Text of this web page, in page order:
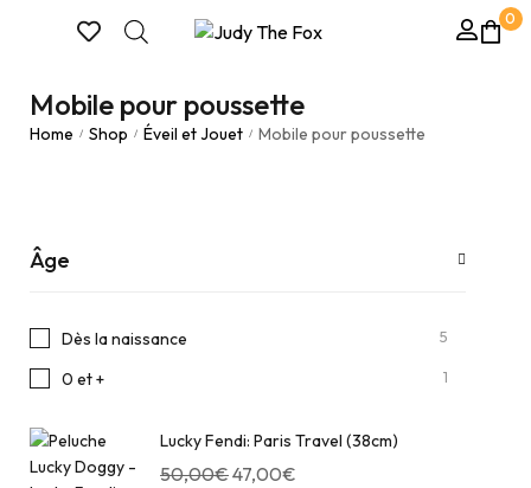
0
Mobile pour poussette
Home / Shop / Éveil et Jouet / Mobile pour poussette
Âge
Dès la naissance 5
0 et + 1
Lucky Fendi: Paris Travel (38cm)
50,00€47,00€